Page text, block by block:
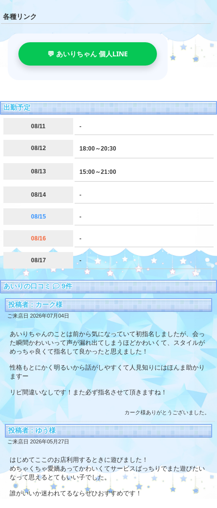
各種リンク
💬 あいりちゃん 個人LINE
出勤予定
08/11 -
08/12 18:00～20:30
08/13 15:00～21:00
08/14 -
08/15 -
08/16 -
08/17 -
あいりの口コミ 9件
投稿者：カーク様
ご来店日 2026年07月04日
あいりちゃんのことは前から気になっていて初指名しましたが、会っ
た瞬間かわいいって声が漏れ出てしまうほどかわいくて、スタイルが
めっちゃ良くて指名して良かったと思えました！
性格もとにかく明るいから話がしやすくて人見知りにはほんま助かり
ますー
リピ間違いなしです！また必ず指名させて頂きますね！
カーク様ありがとうございました。
投稿者：ゆう様
ご来店日 2026年05月27日
はじめてここのお店利用するときに遊びました！
めちゃくちゃ愛嬌あってかわいくてサービスばっちりでまた遊びたい
なって思えるとてもいい子でした。
誰がいいか迷われてるならぜひおすすめです！